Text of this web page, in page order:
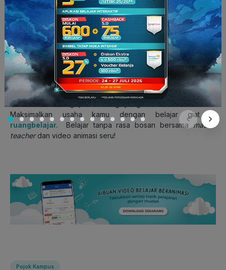
bergabung dengan tim sekolah dalam berbagai pertandingan
atau lombalho,Squad! Semua kegiatan tersebut akan
membantu kamu dalam mengembangkan bakat kamu dan
memberikanmu pengalaman yang berharga!
Itulah empat tips yang dapat kamu coba dalam membantu
kamu untuk merancang masa depan kamu mulai sejak kelas
10 dan 11 SMA. Tentunya kamu harus ingat bahwa kesuksesan
tidak akan datang pada orang yang tidak mau berusaha.
Maksimalkan usaha kamu dengan belajar giat di
ruangbelajar.
Belajar tanpa rasa bosan bersamamaster
teacher dan video animasi seru!
Pojok Kampus